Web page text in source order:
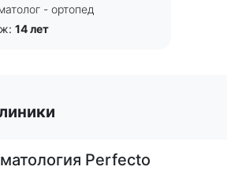
- ортопед
14 лет
Perfecto